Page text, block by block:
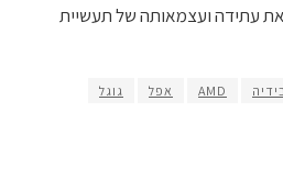
עתידה ועצמאותה של תעשיית
AMD אפל
גוגל